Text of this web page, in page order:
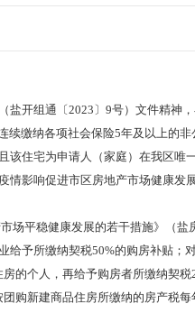
开组通〔2023〕9号）文件精神
缴纳各项社会保险5年及以上的
住宅为申请人（家庭）在我区唯
影响促进市区房地产市场健康发
场平稳健康发展的若干措施》（
予所缴纳契税50%的购房补贴；
的个人，再给予购房者所缴纳契税
购新建商品住房所缴纳的房产税